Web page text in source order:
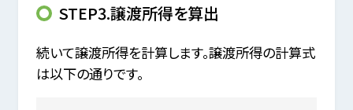
STEP3.譲渡所得を算出
続いて譲渡所得を計算します。譲渡所得の計算式
は以下の通りです。